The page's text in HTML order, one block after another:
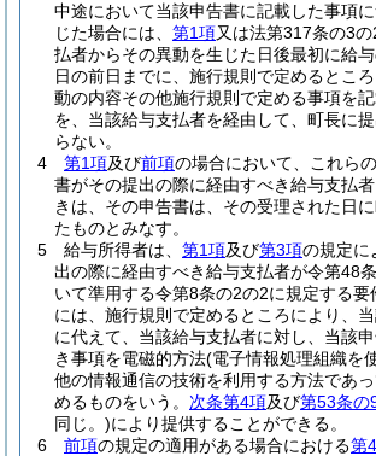
中途において当該申告書に記載した事項
じた場合には、 第1項又は法第317条の3
払者からその異動を生じた日後最初に給
日の前日までに、施行規則で定めるとこ
動の内容その他施行規則で定める事項を
を、当該給与支払者を経由して、町長に
らない。
4
第1項及び前項の場合において、これら
書がその提出の際に経由すべき給与支払
きは、その申告書は、その受理された日
たものとみなす。
5
給与所得者は、 第1項及び第3項の規定に
出の際に経由すべき給与支払者が令第48
いて準用する令第8条の2の2に規定する要
には、施行規則で定めるところにより、
に代えて、当該給与支払者に対し、当該
き事項を電磁的方法(電子情報処理組織を
他の情報通信の技術を利用する方法であ
めるものをいう。 次条第4項及び第53条の
同じ。)により提供することができる。
6
前項の規定の適用がある場合における第